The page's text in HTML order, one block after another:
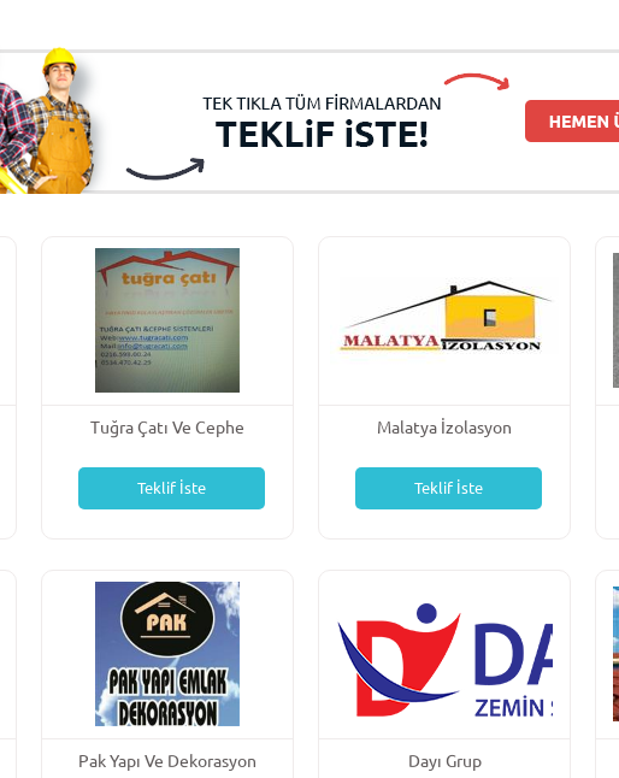
Tuğra Çatı Ve Cephe
Teklif İste
Malatya İzolasyon
Teklif İste
Pak Yapı Ve Dekorasyon Dayı Grup